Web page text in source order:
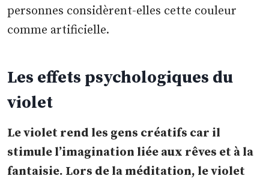
personnes considèrent-elles cette couleur
comme artificielle.
Les effets psychologiques du
violet
Le violet rend les gens créatifs car il
stimule l’imagination liée aux rêves et à la
fantaisie. Lors de la méditation, le violet